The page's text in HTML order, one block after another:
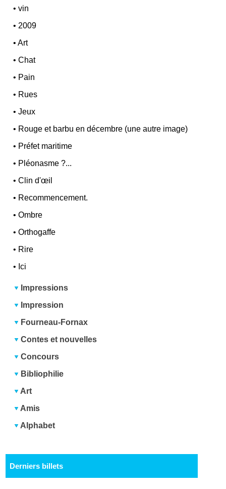
•vin
•2009
•Art
•Chat
• Pain
• Rues
•Jeux
• Rouge et barbu en décembre (une autre image)
• Préfet maritime
• Pléonasme ?...
•Clin d'œil
• Recommencement.
•Ombre
•Orthogaffe
• Rire
• Ici
Impressions
Impression
Fourneau-Fornax
Contes et nouvelles
Concours
Bibliophilie
Art
Amis
Alphabet
Derniers billets